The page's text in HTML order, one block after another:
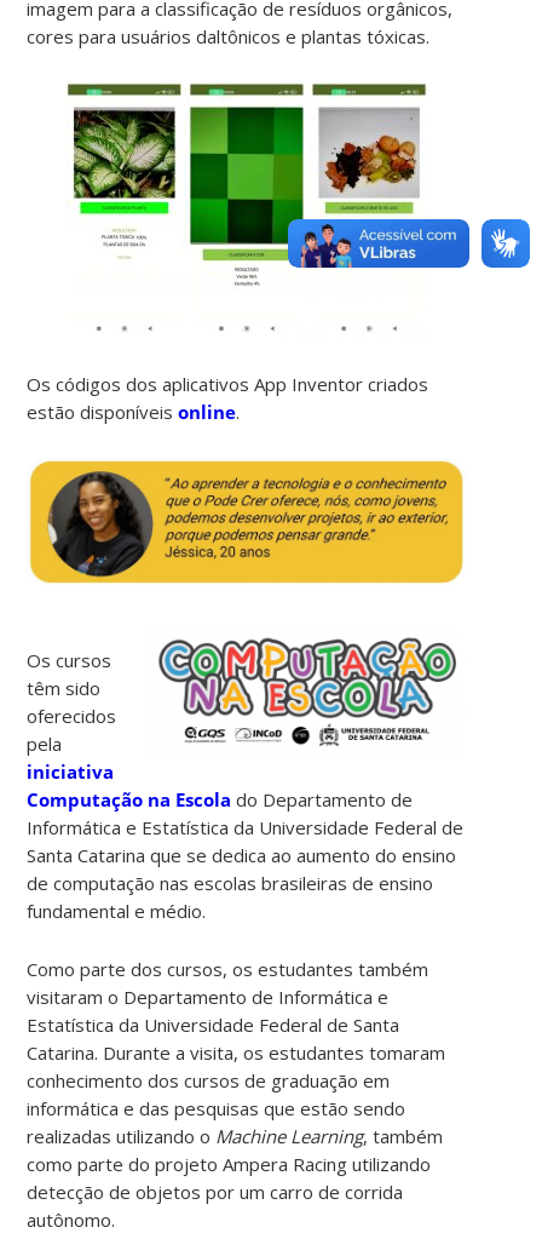
imagem para a classificação de resíduos orgânicos,
cores para usuários daltônicos e plantas tóxicas.
Os códigos dos aplicativos App Inventor criados
estão disponíveisonline.
Os cursos
têm sido
oferecidos
pela
iniciativa
Computação na Escola do Departamento de
Informática e Estatística da Universidade Federal de
Santa Catarina que se dedica ao aumento do ensino
de computação nas escolas brasileiras de ensino
fundamental e médio.
Como parte dos cursos, os estudantes também
visitaram o Departamento de Informática e
Estatística da Universidade Federal de Santa
Catarina. Durante a visita, os estudantes tomaram
conhecimento dos cursos de graduação em
informática e das pesquisas que estão sendo
realizadas utilizando o Machine Learning, também
como parte do projeto Ampera Racing utilizando
detecção de objetos por um carro de corrida
autônomo.